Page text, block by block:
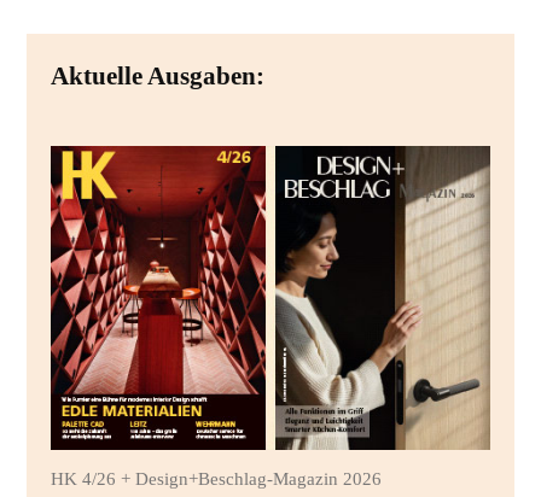
Aktuelle Ausgaben:
HK 4/26 + Design+Beschlag-Magazin 2026